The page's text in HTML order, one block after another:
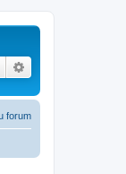
Rechercher
forum